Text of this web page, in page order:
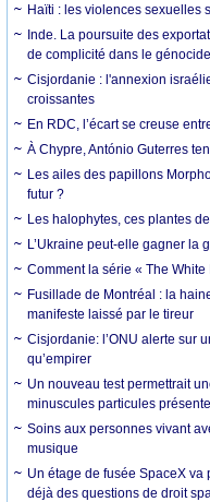
Haïti : les violences sexuelles
Inde. La poursuite des
de complicité dans le
Cisjordanie : l'annexion
croissantes
En RDC, l’écart se creuse
À Chypre, António Guterres
Les ailes des papillons
futur ?
Les halophytes, ces plantes
L’Ukraine peut-elle gagner la
Comment la série « The
Fusillade de Montréal : la
manifeste laissé par le tireur
Cisjordanie: l’ONU alerte sur
qu’empirer
Un nouveau test permettrait
minuscules particules
Soins aux personnes vivant
musique
Un étage de fusée SpaceX
déjà des questions de droit